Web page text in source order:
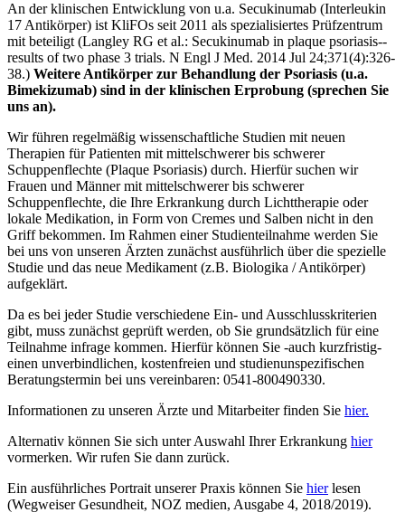
An der klinischen Entwicklung von u.a. Secukinumab (Interleukin
17 Antikörper) ist KliFOs seit 2011 als spezialisiertes Prüfzentrum
mit beteiligt (Langley RG et al.: Secukinumab in plaque psoriasis--
results of two phase 3 trials. N Engl J Med. 2014 Jul 24;371(4):326-
38.) Weitere Antikörper zur Behandlung der Psoriasis (u.a.
Bimekizumab) sind in der klinischen Erprobung (sprechen Sie
uns an).
Wir führen regelmäßig wissenschaftliche Studien mit neuen
Therapien für Patienten mit mittelschwerer bis schwerer
Schuppenflechte (Plaque Psoriasis) durch. Hierfür suchen wir
Frauen und Männer mit mittelschwerer bis schwerer
Schuppenflechte, die Ihre Erkrankung durch Lichttherapie oder
lokale Medikation, in Form von Cremes und Salben nicht in den
Griff bekommen. Im Rahmen einer Studienteilnahme werden Sie
bei uns von unseren Ärzten zunächst ausführlich über die spezielle
Studie und das neue Medikament (z.B. Biologika / Antikörper)
aufgeklärt.
Da es bei jeder Studie verschiedene Ein- und Ausschlusskriterien
gibt, muss zunächst geprüft werden, ob Sie grundsätzlich für eine
Teilnahme infrage kommen. Hierfür können Sie -auch kurzfristig-
einen unverbindlichen, kostenfreien und studienunspezifischen
Beratungstermin bei uns vereinbaren: 0541-800490330.
Informationen zu unseren Ärzte und Mitarbeiter finden Sie hier.
Alternativ können Sie sich unter Auswahl Ihrer Erkrankung hier
vormerken. Wir rufen Sie dann zurück.
Ein ausführliches Portrait unserer Praxis können Sie hierlesen
(Wegweiser Gesundheit, NOZ medien, Ausgabe 4, 2018/2019).